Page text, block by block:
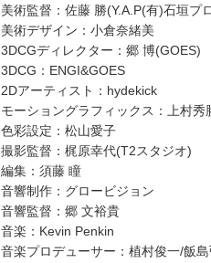
美術監督：佐藤 勝(Y.A.P(有)石垣プ
美術デザイン：小倉奈緒美
3DCGディレクター：郷 博(GOES)
3DCG：ENGI&GOES
2Dアーティスト：hydekick
モーショングラフィックス：上村秀
色彩設定：松山愛子
撮影監督：梶原幸代(T2スタジオ)
編集：須藤 瞳
音響制作：グロービジョン
音響監督：郷 文裕貴
音楽：Kevin Penkin
音楽プロデューサー：植村俊一/飯